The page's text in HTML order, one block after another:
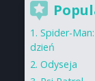
Spider-
dzień
Odyseja